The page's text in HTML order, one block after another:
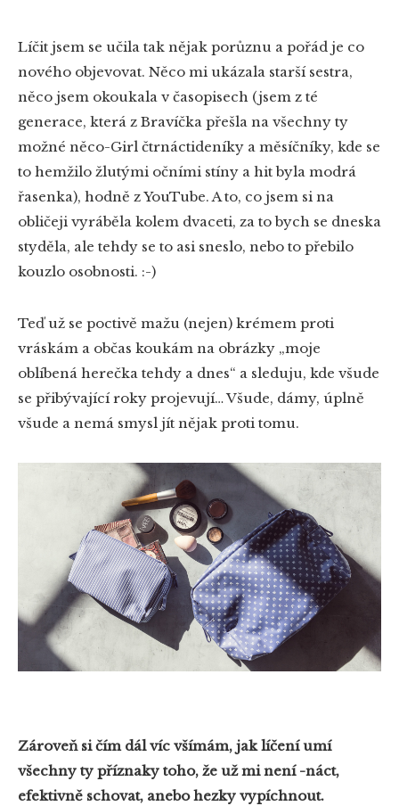
Líčit jsem se učila tak nějak porůznu a pořád je co
nového objevovat. Něco mi ukázala starší sestra,
něco jsem okoukala v časopisech (jsem z té
generace, která z Bravíčka přešla na všechny ty
možné něco-Girl čtrnáctideníky a měsíčníky, kde se
to hemžilo žlutými očními stíny a hit byla modrá
řasenka), hodně z YouTube. A to, co jsem si na
obličeji vyráběla kolem dvaceti, za to bych se dneska
styděla, ale tehdy se to asi sneslo, nebo to přebilo
kouzlo osobnosti. :-)
Teď už se poctivě mažu (nejen) krémem proti
vráskám a občas koukám na obrázky „moje
oblíbená herečka tehdy a dnes“ a sleduju, kde všude
se přibývající roky projevují… Všude, dámy, úplně
všude a nemá smysl jít nějak proti tomu.
Zároveň si čím dál víc všímám, jak líčení umí
všechny ty příznaky toho, že už mi není -náct,
efektivně schovat, anebo hezky vypíchnout.